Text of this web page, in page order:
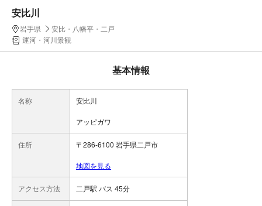
安比川
岩手県
安比・八幡平・二戸
運河・河川景観
基本情報
名称 安比川
アッピガワ
住所 〒286-6100 岩手県二戸市
地図を見る
アクセス方法 二戸駅 バス 45分